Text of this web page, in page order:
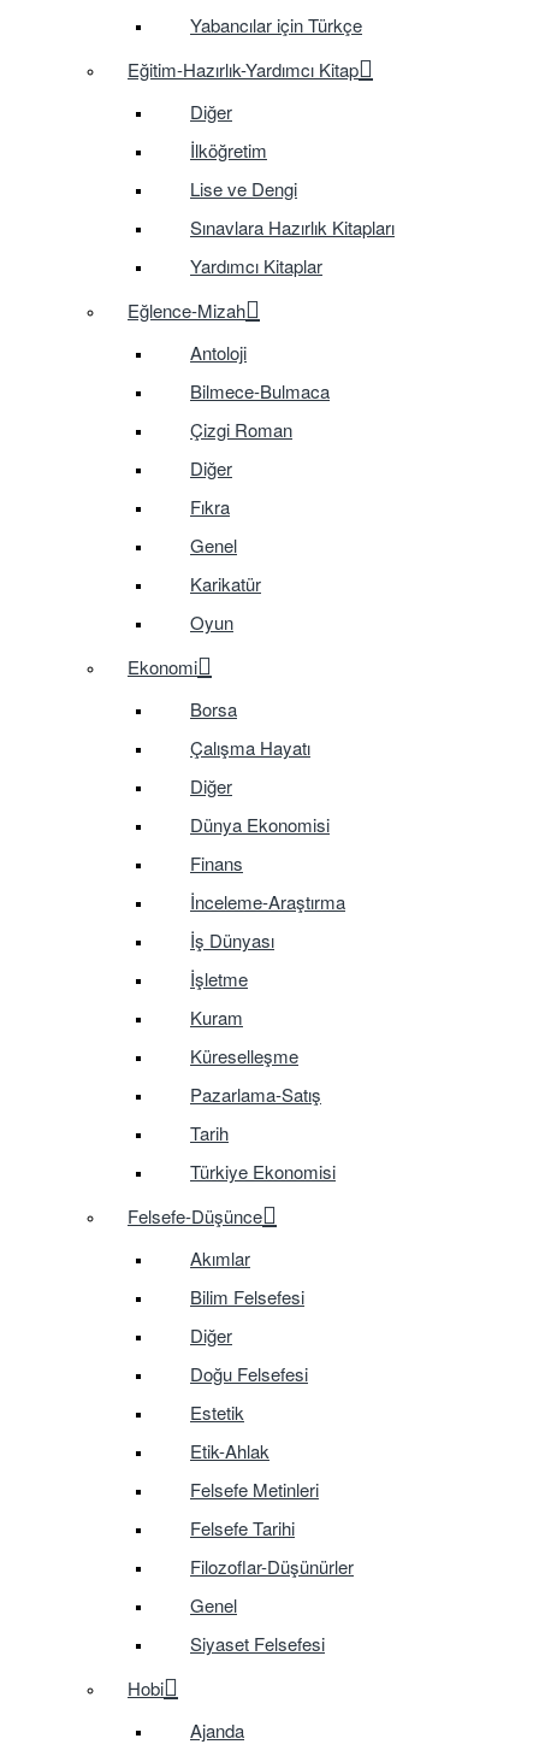
Yabancılar için Türkçe
Eğitim-Hazırlık-Yardımcı Kitap
Diğer
İlköğretim
Lise ve Dengi
Sınavlara Hazırlık Kitapları
Yardımcı Kitaplar
Eğlence-Mizah
Antoloji
Bilmece-Bulmaca
Çizgi Roman
Diğer
Fıkra
Genel
Karikatür
Oyun
Ekonomi
Borsa
Çalışma Hayatı
Diğer
Dünya Ekonomisi
Finans
İnceleme-Araştırma
İş Dünyası
İşletme
Kuram
Küreselleşme
Pazarlama-Satış
Tarih
Türkiye Ekonomisi
Felsefe-Düşünce
Akımlar
Bilim Felsefesi
Diğer
Doğu Felsefesi
Estetik
Etik-Ahlak
Felsefe Metinleri
Felsefe Tarihi
Filozoflar-Düşünürler
Genel
Siyaset Felsefesi
Hobi
Ajanda